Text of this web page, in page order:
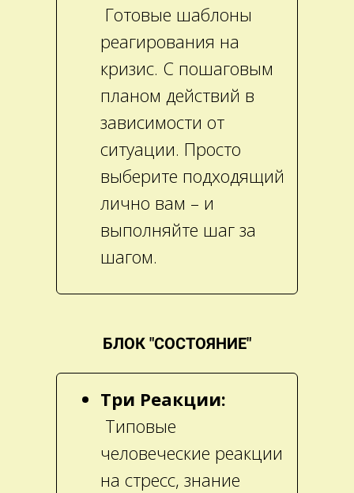
Готовые шаблоны
реагирования на
кризис. С пошаговым
планом действий в
зависимости от
ситуации. Просто
выберите подходящий
лично вам – и
выполняйте шаг за
шагом.
БЛОК "СОСТОЯНИЕ"
Три Реакции:
Типовые
человеческие реакции
на стресс, знание